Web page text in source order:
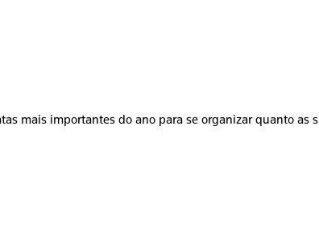
mais importantes do ano para se organizar quanto